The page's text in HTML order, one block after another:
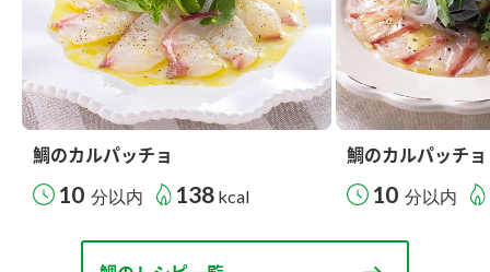
鯛のカルパッチョ
10 分以内 138 kcal
鯛のカルパッチョ
10 分以内